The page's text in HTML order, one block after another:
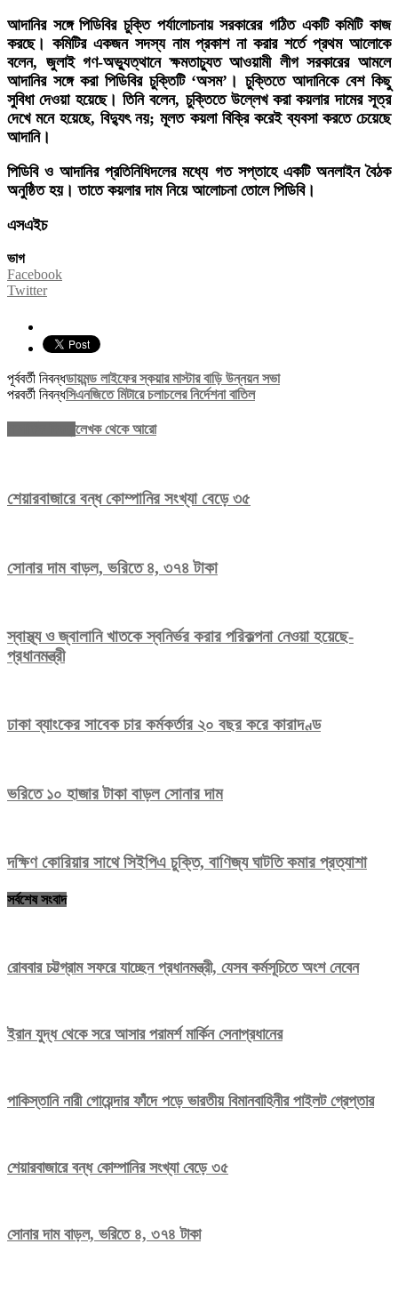
আদানির সঙ্গে পিডিবির চুক্তি পর্যালোচনায় সরকারের গঠিত একটি কমিটি কাজ
করছে। কমিটির একজন সদস্য নাম প্রকাশ না করার শর্তে প্রথম আলোকে
বলেন, জুলাই গণ-অভ্যুত্থানে ক্ষমতাচ্যুত আওয়ামী লীগ সরকারের আমলে
আদানির সঙ্গে করা পিডিবির চুক্তিটি ‘অসম’। চুক্তিতে আদানিকে বেশ কিছু
সুবিধা দেওয়া হয়েছে। তিনি বলেন, চুক্তিতে উল্লেখ করা কয়লার দামের সূত্র
দেখে মনে হয়েছে, বিদ্যুৎ নয়; মূলত কয়লা বিক্রি করেই ব্যবসা করতে চেয়েছে
আদানি।
পিডিবি ও আদানির প্রতিনিধিদলের মধ্যে গত সপ্তাহে একটি অনলাইন বৈঠক
অনুষ্ঠিত হয়। তাতে কয়লার দাম নিয়ে আলোচনা তোলে পিডিবি।
এসএইচ
ভাগ
Facebook
Twitter
পূর্ববর্তী নিবন্ধডায়মন্ড লাইফের স্কয়ার মাস্টার বাড়ি উন্নয়ন সভা
পরবর্তী নিবন্ধসিএনজিতে মিটারে চলাচলের নির্দেশনা বাতিল
লেখক থেকে আরো
শেয়ারবাজারে বন্ধ কোম্পানির সংখ্যা বেড়ে ৩৫
সোনার দাম বাড়ল, ভরিতে ৪, ৩৭৪ টাকা
স্বাস্থ্য ও জ্বালানি খাতকে স্বনির্ভর করার পরিকল্পনা নেওয়া হয়েছে-
প্রধানমন্ত্রী
ঢাকা ব্যাংকের সাবেক চার কর্মকর্তার ২০ বছর করে কারাদণ্ড
ভরিতে ১০ হাজার টাকা বাড়ল সোনার দাম
দক্ষিণ কোরিয়ার সাথে সিইপিএ চুক্তি, বাণিজ্য ঘাটতি কমার প্রত্যাশা
সর্বশেষ সংবাদ
রোববার চট্টগ্রাম সফরে যাচ্ছেন প্রধানমন্ত্রী, যেসব কর্মসূচিতে অংশ নেবেন
ইরান যুদ্ধ থেকে সরে আসার পরামর্শ মার্কিন সেনাপ্রধানের
পাকিস্তানি নারী গোয়েন্দার ফাঁদে পড়ে ভারতীয় বিমানবাহিনীর পাইলট গ্রেপ্তার
শেয়ারবাজারে বন্ধ কোম্পানির সংখ্যা বেড়ে ৩৫
সোনার দাম বাড়ল, ভরিতে ৪, ৩৭৪ টাকা